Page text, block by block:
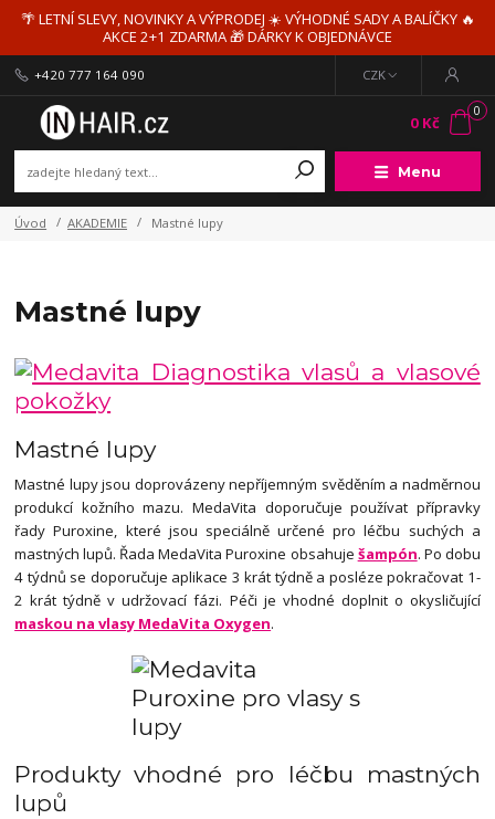
🌴 LETNÍ SLEVY, NOVINKY A VÝPRODEJ ☀️ VÝHODNÉ SADY A BALÍČKY 🔥
AKCE 2+1 ZDARMA 🎁 DÁRKY K OBJEDNÁVCE
Menu
CZK
+420 777 164 090
0
0 Kč
Úvod AKADEMIE Mastné lupy
Mastné lupy
Mastné lupy
Mastné lupy jsou doprovázeny nepříjemným svěděním a nadměrnou
produkcí kožního mazu. MedaVita doporučuje používat přípravky
řady Puroxine, které jsou speciálně určené pro léčbu suchých a
mastných lupů. Řada MedaVita Puroxine obsahuje šampón. Po dobu
4 týdnů se doporučuje aplikace 3 krát týdně a posléze pokračovat 1-
2 krát týdně v udržovací fázi. Péči je vhodné doplnit o okysličující
maskou na vlasy MedaVita Oxygen.
Produkty vhodné pro léčbu mastných
lupů